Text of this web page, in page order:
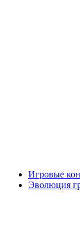
Игровые
Эволюция